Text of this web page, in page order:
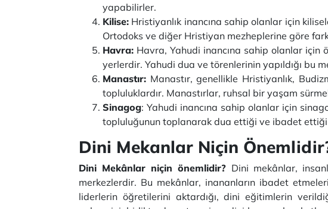
yapabilirler.
Kilise: Hristiyanlık inancına sahip olanlar için
Ortodoks ve diğer Hristiyan mezheplerine göre
Havra: Havra, Yahudi inancına sahip olanlar için
yerlerdir. Yahudi dua ve törenlerinin yapıldığı bu
Manastır: Manastır, genellikle Hristiyanlık,
topluluklardır. Manastırlar, ruhsal bir yaşam
Sinagog: Yahudi inancına sahip olanlar için
topluluğunun toplanarak dua ettiği ve ibadet ettiği
Dini Mekanlar Niçin
Dini Mekânlar niçin önemlidir? Dini mekânlar,
merkezlerdir. Bu mekânlar, inananların ibadet
liderlerin öğretilerini aktardığı, dini eğitimlerin